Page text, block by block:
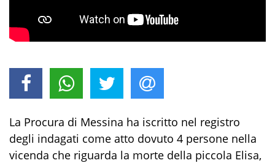
La Procura di Messina ha iscritto nel registro
degli indagati come atto dovuto 4 persone nella
vicenda che riguarda la morte della piccola Elisa,